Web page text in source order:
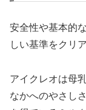
安全性や基本的
しい基準をクリ
アイクレオは母
なかへのやさし